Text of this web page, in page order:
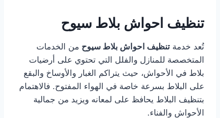
تنظيف احواش بلاط سيوح
تُعد خدمة تنظيف احواش بلاط سيوح من الخدمات
المتخصصة للمنازل والفلل التي تحتوي على أرضيات
بلاط في الأحواش، حيث يتراكم الغبار والأوساخ والبقع
على البلاط بسرعة خاصة في الهواء المفتوح. فالاهتمام
بتنظيف البلاط يحافظ على لمعانه ويزيد من جمالية
الأحواش والفناء.